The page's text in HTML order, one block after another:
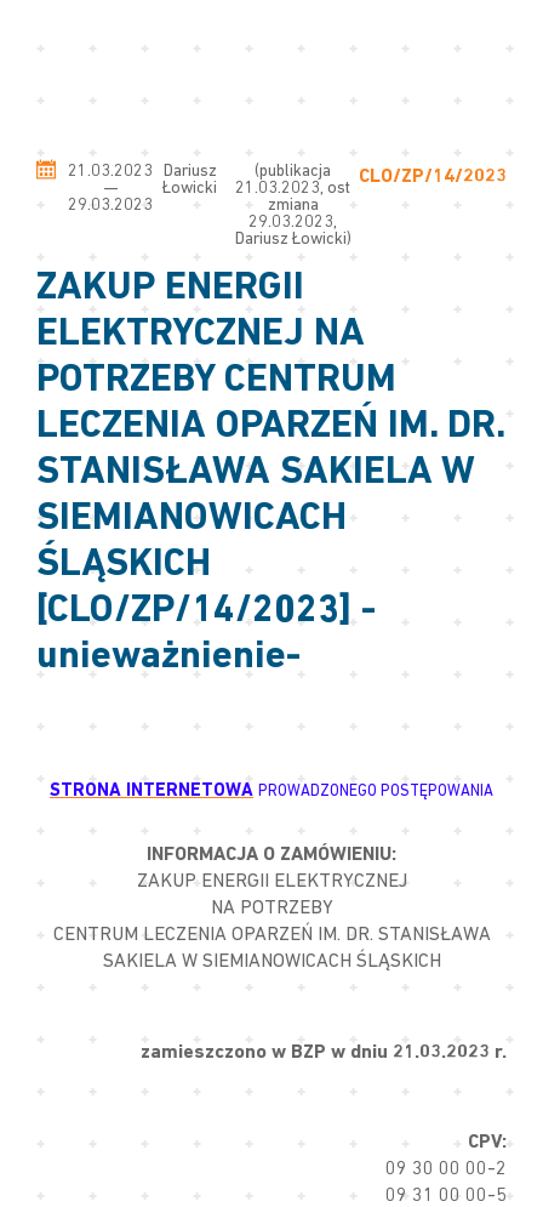
21.03.2023
—
29.03.2023
Dariusz
Łowicki
(publikacja
21.03.2023, ost
zmiana
29.03.2023,
Dariusz Łowicki)
CLO/ZP/14/2023
ZAKUP ENERGII
ELEKTRYCZNEJ NA
POTRZEBY CENTRUM
LECZENIA OPARZEŃ IM. DR.
STANISŁAWA SAKIELA W
SIEMIANOWICACH
ŚLĄSKICH
[CLO/ZP/14/2023] -
unieważnienie-
STRONA INTERNETOWA PROWADZONEGO POSTĘPOWANIA
INFORMACJA O ZAMÓWIENIU:
ZAKUP ENERGII ELEKTRYCZNEJ
NA POTRZEBY
CENTRUM LECZENIA OPARZEŃ IM. DR. STANISŁAWA
SAKIELA W SIEMIANOWICACH ŚLĄSKICH
zamieszczono w BZP w dniu 21.03.2023 r.
CPV:
09 30 00 00-2
09 31 00 00-5